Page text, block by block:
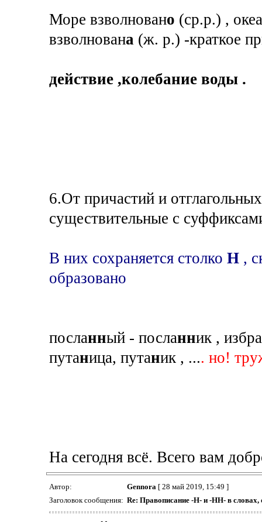
Море взволновано (ср.р.) ,
взволнована (ж. р.) -краткое
действие ,колебание воды .
6.От причастий и
существительные с
В них сохраняется столко Н ,
образовано
посланный - посланник , избра
путаница, путаник , .... но!
На сегодня всё. Всего вам
Автор: Gennora [ 28 май 2019, 15:49 ]
Заголовок сообщения: Re: Правописание -Н- и -НН- в словах,